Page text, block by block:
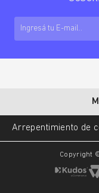
Arrepentimiento de
Copyright